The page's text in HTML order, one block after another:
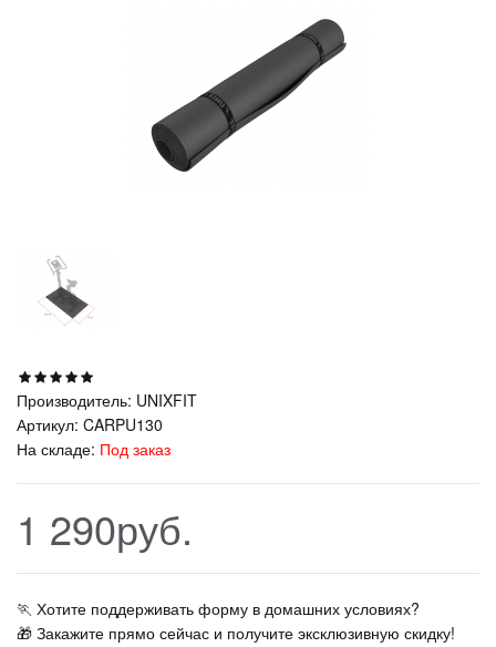
Производитель: UNIXFIT
Артикул: CARPU130
На складе: Под заказ
1 290руб.
🏃‍ Хотите поддерживать форму в домашних условиях?
🎁 Закажите прямо сейчас и получите эксклюзивную скидку!